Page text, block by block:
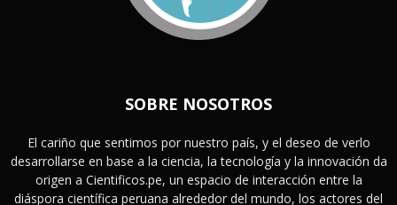
SOBRE NOSOTROS
El cariño que sentimos por nuestro país, y el deseo de verlo
desarrollarse en base a la ciencia, la tecnología y la innovación da
origen a Cientificos.pe, un espacio de interacción entre la
diáspora científica peruana alrededor del mundo, los actores del